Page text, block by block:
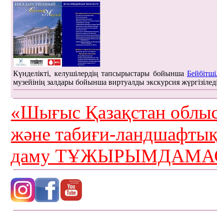
Күнделікті, келушілердің тапсырыстары бойынша
музейінің залдары бойынша виртуалды экскурсия
«Шығыс Қазақстан
және табиғи-
даму